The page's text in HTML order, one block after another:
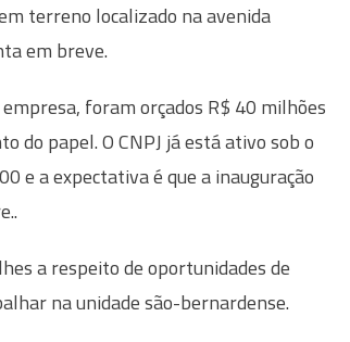
terreno localizado na avenida
em breve.
foram orçados R$ 40 milhões
do papel. O CNPJ já está ativo sob o
e a expectativa é que a inauguração
a respeito de oportunidades de
na unidade são-bernardense.